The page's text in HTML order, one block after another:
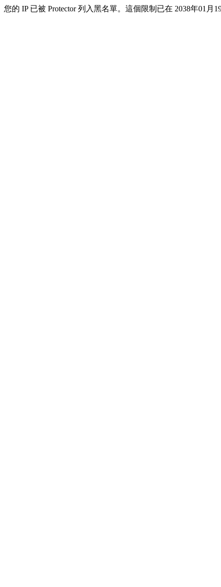
您的 IP 已被 Protector 列入黑名單。這個限制已在 2038年01月